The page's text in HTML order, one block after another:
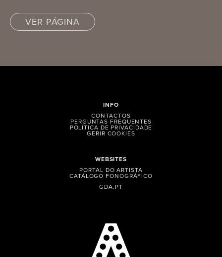
VER PÁGINA
WEBSITES
PORTAL DO ARTISTA
CATÁLOGO FONOGRÁFICO
GDA.PT
INFO
CONTACTOS
PERGUNTAS FREQUENTES
POLÍTICA DE PRIVACIDADE
GERIR COOKIES